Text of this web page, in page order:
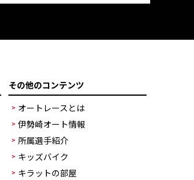
その他のコンテンツ
オートレースとは
伊勢崎オート情報
所属選手紹介
キッズバイク
キラットの部屋